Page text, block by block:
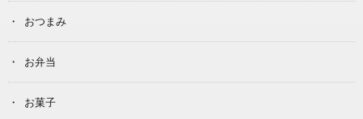
おつまみ
お弁当
お菓子